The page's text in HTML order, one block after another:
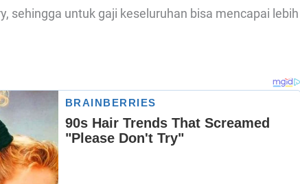
sehingga untuk gaji keseluruhan bisa mencapai lebih